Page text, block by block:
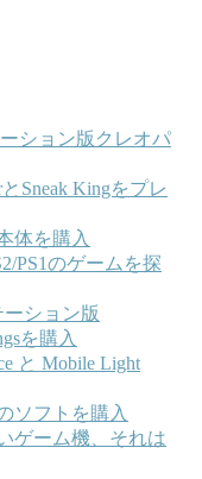
ション版クレオパ
Sneak Kingをプレ
体を購入
PS1のゲームを探
ション版
を購入
と Mobile Light
ソフトを購入
ゲーム機、それは